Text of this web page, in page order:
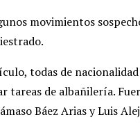
movimientos
todas de
tareas de albañilería.
Báez Arias y Luis